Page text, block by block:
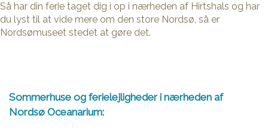
Så har din ferie taget dig i op i nærheden af Hirtshals og har
du lyst til at vide mere om den store Nordsø, så er
Nordsømuseet stedet at gøre det.
Sommerhuse og ferielejligheder i nærheden af
Nordsø Oceanarium: